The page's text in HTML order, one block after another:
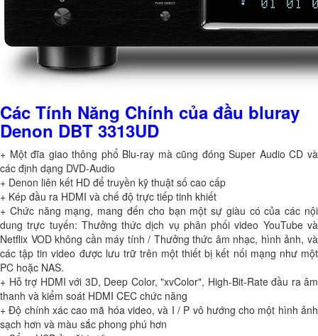
Các Tính Năng Chính của đầu bluray
Denon DBT 3313UD
+ Một đĩa giao thông phổ Blu-ray mà cũng đóng Super Audio CD và
các định dạng DVD-Audio
+ Denon liên kết HD để truyền kỹ thuật số cao cấp
+ Kép đầu ra HDMI và chế độ trực tiếp tinh khiết
+ Chức năng mạng, mang đến cho bạn một sự giàu có của các nội
dung trực tuyến: Thưởng thức dịch vụ phân phối video YouTube và
Netflix VOD không cần máy tính / Thưởng thức âm nhạc, hình ảnh, và
các tập tin video được lưu trữ trên một thiết bị kết nối mạng như một
PC hoặc NAS.
+ Hỗ trợ HDMI với 3D, Deep Color, "xvColor", High-Bit-Rate đầu ra âm
thanh và kiểm soát HDMI CEC chức năng
+ Độ chính xác cao mã hóa video, và I / P vô hướng cho một hình ảnh
sạch hơn và màu sắc phong phú hơn